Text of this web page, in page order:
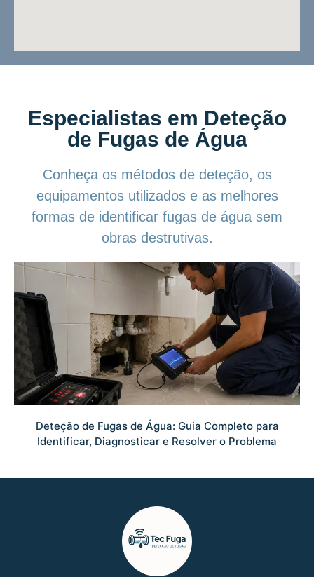
Especialistas em Deteção
de Fugas de Água
Conheça os métodos de deteção, os
equipamentos utilizados e as melhores
formas de identificar fugas de água sem
obras destrutivas.
Deteção de Fugas de Água: Guia Completo para
Identificar, Diagnosticar e Resolver o Problema